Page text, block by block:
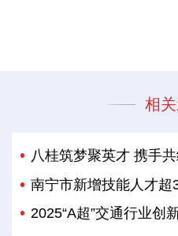
相
八桂筑梦聚英才 携手
南宁市新增技能人才超
2025“A超”交通行业创